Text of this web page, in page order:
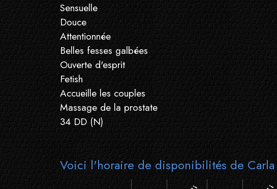
Sensuelle
Douce
Attentionnée
Belles fesses galbées
Ouverte d'esprit
Fetish
Accueille les couples
Massage de la prostate
34 DD (N)
Voici l'horaire de disponibilités de Carla